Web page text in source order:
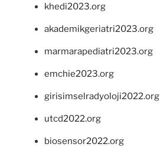
khedi2023.org
akademikgeriatri2023.org
marmarapediatri2023.org
emchie2023.org
girisimselradyoloji2022.org
utcd2022.org
biosensor2022.org